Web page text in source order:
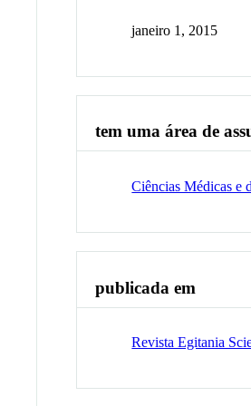
janeiro 1, 2015
tem uma área de
Ciências Médicas e
publicada em
Revista Egitania